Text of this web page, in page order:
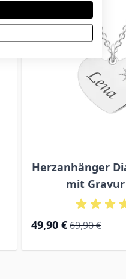
Herzanhänger
mit Gravur
Special Price
49,90 € Regular Price
69,90 €